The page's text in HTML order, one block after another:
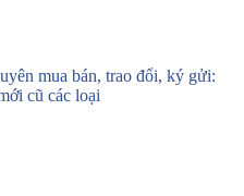
mua bán, trao đổi, ký gửi:
cũ các loại